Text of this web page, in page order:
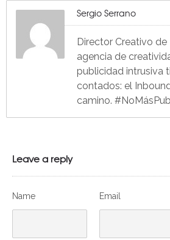
Sergio Serrano
Director Creativo de
agencia de
publicidad intrusiva
contados: el
camino.
Leave a reply
Name Email